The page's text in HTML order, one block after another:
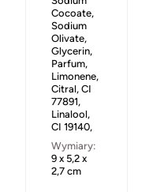
Cocoate,
Sodium
Olivate,
Glycerin,
Parfum,
Limonene,
Citral, CI
77891,
Linalool,
CI 19140,
Wymiary:
9 x 5,2 x
2,7 cm